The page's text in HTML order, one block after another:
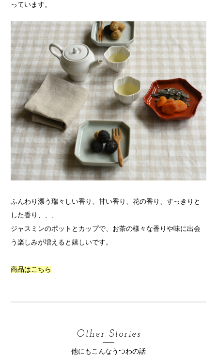
っています。
ふんわり漂う瑞々しい香り、甘い香り、花の香り、すっきりと
した香り、、、
ジャスミンのポットとカップで、お茶の様々な香りや味に出会
う楽しみが増えると嬉しいです。
商品はこちら
Other Stories
他にもこんなうつわの話